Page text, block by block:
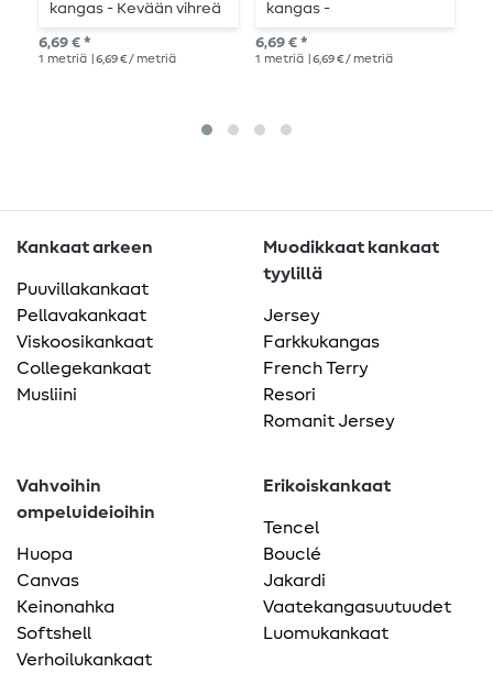
kangas - Kevään vihreä
6,69 € *
1 metriä | 6,69 € / metriä
kangas -
Kuninkaansininen
6,69 € *
1 metriä | 6,69 € / metriä
Kankaat arkeen
Puuvillakankaat
Pellavakankaat
Viskoosikankaat
Collegekankaat
Musliini
Muodikkaat kankaat
tyylillä
Jersey
Farkkukangas
French Terry
Resori
Romanit Jersey
Vahvoihin
ompeluideioihin
Huopa
Canvas
Keinonahka
Softshell
Verhoilukankaat
Erikoiskankaat
Tencel
Bouclé
Jakardi
Vaatekangasuutuudet
Luomukankaat